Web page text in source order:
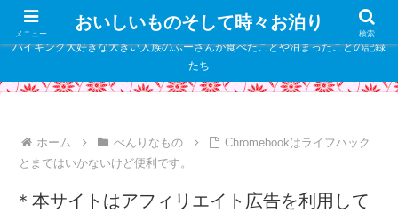
" />
バイキング大好きな大きい人族のふーさんが食べたことや泊まったことの記録
たち
ホーム べんりなもの
Chromebookはライフハック
とまではいかないけど便利です。
＊本サイトはアフィリエイト広告を利用して
メニュー
おいしいものそして時々お泊り
検索